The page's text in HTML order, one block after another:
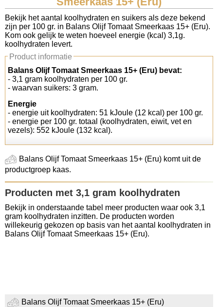
Koolhydraten tellen
Links
Bekijk het aantal koolhydraten en suikers als deze bekend
zijn per 100 gr. in Balans Olijf Tomaat Smeerkaas 15+ (Eru).
Kom ook gelijk te weten hoeveel energie (kcal) 3,1g.
koolhydraten levert.
Product informatie
Balans Olijf Tomaat Smeerkaas 15+ (Eru) bevat:
- 3,1 gram koolhydraten per 100 gr.
- waarvan suikers: 3 gram.
Energie
- energie uit koolhydraten: 51 kJoule (12 kcal) per 100 gr.
- energie per 100 gr. totaal (koolhydraten, eiwit, vet en
vezels): 552 kJoule (132 kcal).
Balans Olijf Tomaat Smeerkaas 15+ (Eru) komt uit de
productgroep kaas.
Producten met 3,1 gram koolhydraten
Bekijk in onderstaande tabel meer producten waar ook 3,1
gram koolhydraten inzitten. De producten worden
willekeurig gekozen op basis van het aantal koolhydraten in
Balans Olijf Tomaat Smeerkaas 15+ (Eru).
Balans Olijf Tomaat Smeerkaas 15+ (Eru)